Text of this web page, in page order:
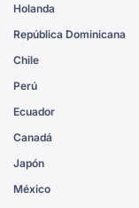
Holanda
República Dominicana
Chile
Perú
Ecuador
Canadá
Japón
México